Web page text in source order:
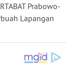
Prabowo-
Lapangan